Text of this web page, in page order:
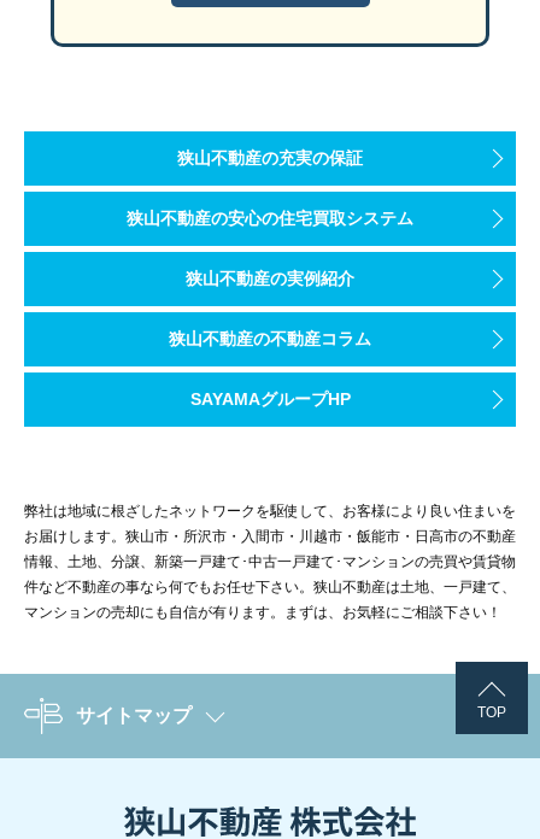
狭山不動産の充実の保証
狭山不動産の安心の住宅買取システム
狭山不動産の実例紹介
狭山不動産の不動産コラム
SAYAMAグループHP
弊社は地域に根ざしたネットワークを駆使して、お客様により良い住まいを
お届けします。狭山市・所沢市・入間市・川越市・飯能市・日高市の不動産
情報、土地、分譲、新築一戸建て･中古一戸建て･マンションの売買や賃貸物
件など不動産の事なら何でもお任せ下さい。狭山不動産は土地、一戸建て、
マンションの売却にも自信が有ります。まずは、お気軽にご相談下さい！
TOP
サイトマップ